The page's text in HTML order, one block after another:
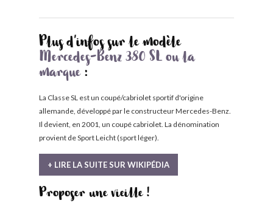
Plus d'infos sur le modèle
Mercedes-Benz 380 SL ou la
marque:
La Classe SL est un coupé/cabriolet sportif d'origine
allemande, développé par le constructeur Mercedes-Benz.
Il devient, en 2001, un coupé cabriolet. La dénomination
provient de Sport Leicht (sport léger).
+ LIRE LA SUITE SUR WIKIPÉDIA
Proposer une vieille !